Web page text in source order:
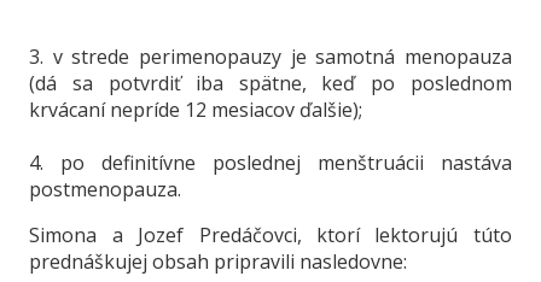
3. v strede perimenopauzy je samotná menopauza
(dá sa potvrdiť iba spätne, keď po poslednom
krvácaní nepríde 12 mesiacov ďalšie);
4. po definitívne poslednej menštruácii nastáva
postmenopauza.
Simona a Jozef Predáčovci, ktorí lektorujú túto
prednáškujej obsah pripravili nasledovne: